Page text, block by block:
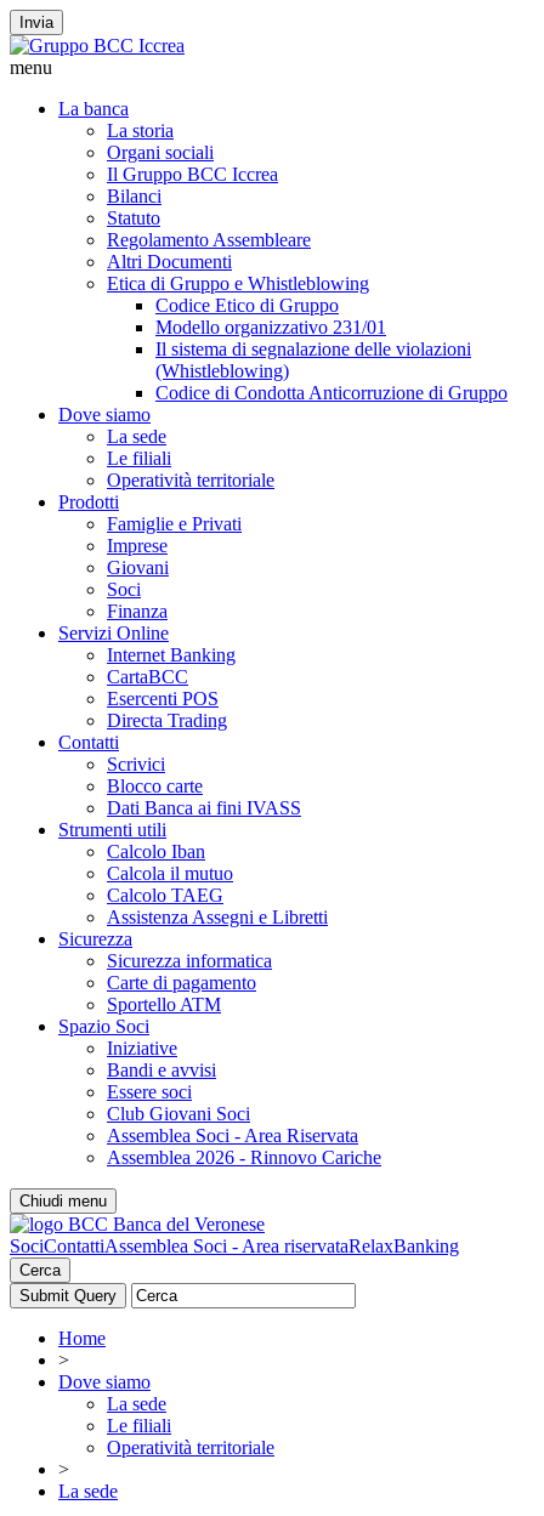
Invia
menu
La banca
La storia
Organi sociali
Il Gruppo BCC Iccrea
Bilanci
Statuto
Regolamento Assembleare
Altri Documenti
Etica di Gruppo e Whistleblowing
Codice Etico di Gruppo
Modello organizzativo 231/01
Il sistema di segnalazione delle violazioni
(Whistleblowing)
Codice di Condotta Anticorruzione di Gruppo
Dove siamo
La sede
Le filiali
Operatività territoriale
Prodotti
Famiglie e Privati
Imprese
Giovani
Soci
Finanza
Servizi Online
Internet Banking
CartaBCC
Esercenti POS
Directa Trading
Contatti
Scrivici
Blocco carte
Dati Banca ai fini IVASS
Strumenti utili
Calcolo Iban
Calcola il mutuo
Calcolo TAEG
Assistenza Assegni e Libretti
Sicurezza
Sicurezza informatica
Carte di pagamento
Sportello ATM
Spazio Soci
Iniziative
Bandi e avvisi
Essere soci
Club Giovani Soci
Assemblea Soci - Area Riservata
Assemblea 2026 - Rinnovo Cariche
Chiudi menu
SociContattiAssemblea Soci - Area riservataRelaxBanking
Cerca
Home
>
Dove siamo
La sede
Le filiali
Operatività territoriale
>
La sede